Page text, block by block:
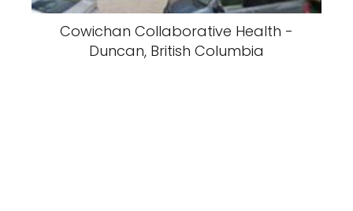
Cowichan Collaborative Health -
Duncan, British Columbia